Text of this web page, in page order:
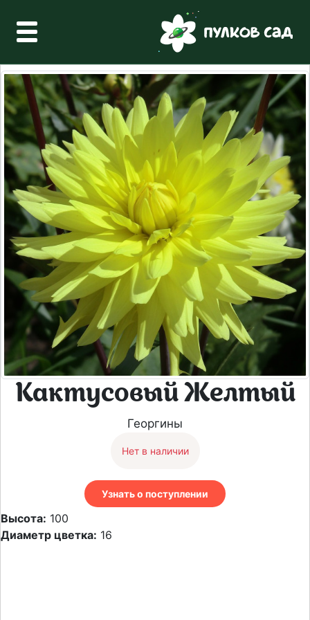
Кактусовый Желтый
Георгины
Нет в наличии
Узнать о поступлении
Высота: 100
Диаметр цветка: 16